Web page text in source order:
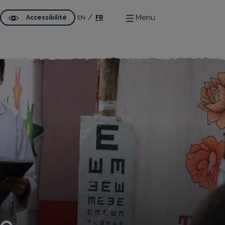
Accessibilité EN FR Menu